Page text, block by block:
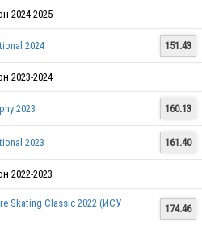
2024-2025
2024 151.43
2023-2024
2023 160.13
2023 161.40
2022-2023
Skating Classic 2022 (ИСУ
174.46